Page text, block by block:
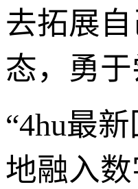
去拓展
态，勇
“4hu最
地融入